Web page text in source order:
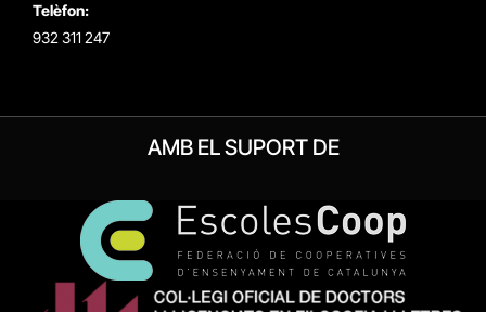
Telèfon:
932 311 247
AMB EL SUPORT DE